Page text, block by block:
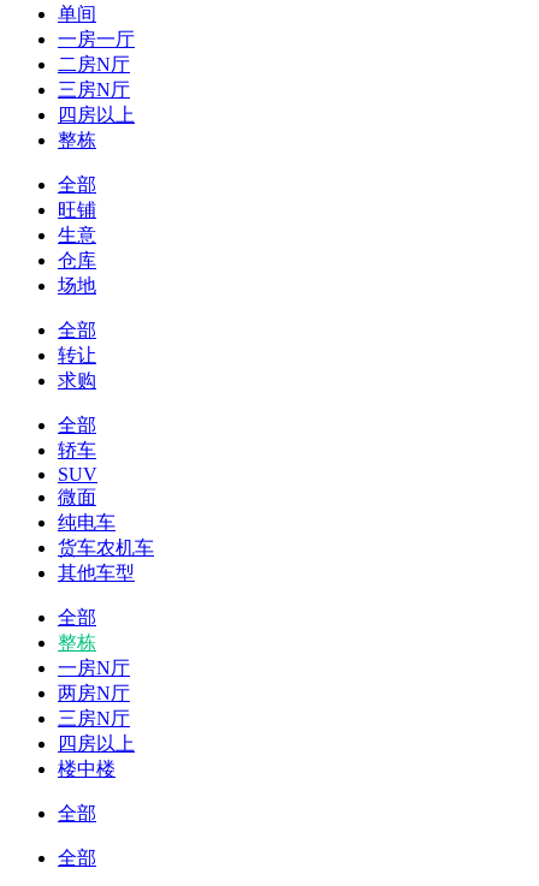
单间
一房一厅
二房N厅
三房N厅
四房以上
整栋
全部
旺铺
生意
仓库
场地
全部
转让
求购
全部
轿车
SUV
微面
纯电车
货车农机车
其他车型
全部
整栋
一房N厅
两房N厅
三房N厅
四房以上
楼中楼
全部
全部